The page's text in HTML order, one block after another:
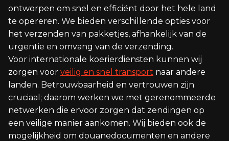
ontworpen om snel en efficiënt door het hele land
te opereren. We bieden verschillende opties voor
het verzenden van pakketjes, afhankelijk van de
urgentie en omvang van de verzending.
Voor internationale koerierdiensten kunnen wij
zorgen voor veilig en snel transport naar andere
landen. Betrouwbaarheid en vertrouwen zijn
cruciaal; daarom werken we met gerenommeerde
netwerken die ervoor zorgen dat zendingen op
een veilige manier aankomen. Wij bieden ook de
mogelijkheid om douanedocumenten en andere